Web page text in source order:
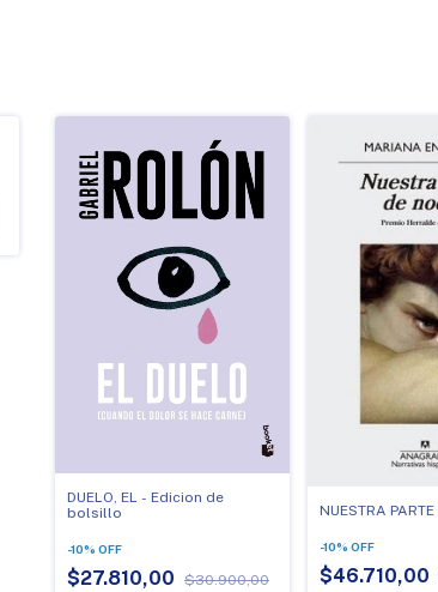
DUELO, EL - Edicion de
bolsillo
-10% OFF
$27.810,00 $30.900,00
NUESTRA
-10%OFF
$46.710,00